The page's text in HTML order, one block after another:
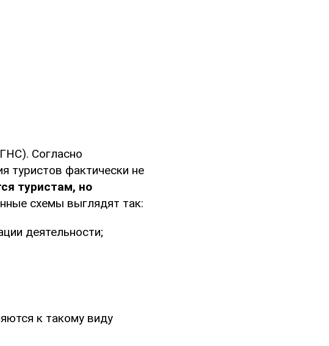
Согласно
туристов фактически не
туристам, но
схемы выглядят так:
деятельности;
к такому виду